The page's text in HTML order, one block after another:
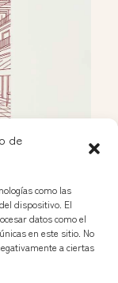
de
como las
dispositivo. El
datos como el
en este sitio. No
a ciertas
Galerías